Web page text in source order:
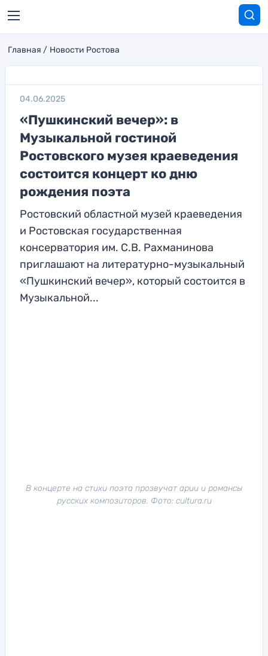
Главная Новости Ростова
04.06.2025
«Пушкинский вечер»: в
Музыкальной гостиной
Ростовского музея краеведения
состоится концерт ко дню
рождения поэта
Ростовский областной музей краеведения
и Ростовская государственная
консерватория им. С.В. Рахманинова
приглашают на литературно-музыкальный
«Пушкинский вечер», который состоится в
Музыкальной...
В концерте на стихи поэта прозвучат арии и романсы
русских композиторов. Фото: cultura.ru